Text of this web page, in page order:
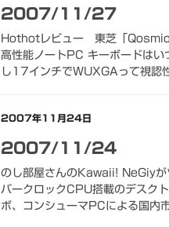
2007/11/27
Hothotレビュー 東芝「
高性能ノートPC キーボードはい
し17インチでWUXGAって視認
2007年11月24日
2007/11/24
のし部屋さんのKawaii! NeGiy
バークロックCPU搭載のデスク
ボ、コンシューマPCによる国内